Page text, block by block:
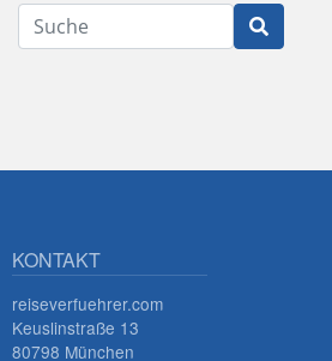
Innsbruck
Suche
KONTAKT
reiseverfuehrer.com
Keuslinstraße 13
80798 München